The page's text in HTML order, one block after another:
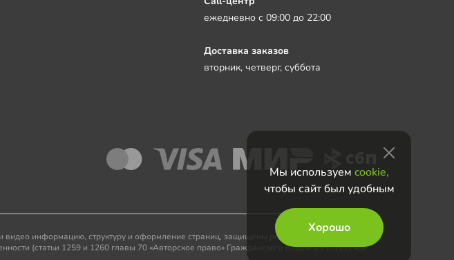
Мы используем cookie,
чтобы сайт был удобным
Хорошо
ежедневно с 09:00 до 22:00
Доставка заказов
вторник, четверг, суббота
информацию, структуру и оформление страниц, защищены российскими и
(статьи 1259 и 1260 главы 70 «Авторское право» Гражданского Кодекса Российской